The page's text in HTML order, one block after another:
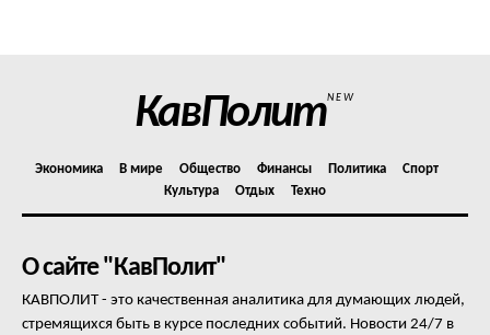
КавПолитNEW
Экономика В мире Общество Финансы Политика
Спорт
Культура
Отдых Техно
О сайте "КавПолит"
КАВПОЛИТ - это качественная аналитика для думающих людей,
стремящихся быть в курсе последних событий. Новости 24/7 в